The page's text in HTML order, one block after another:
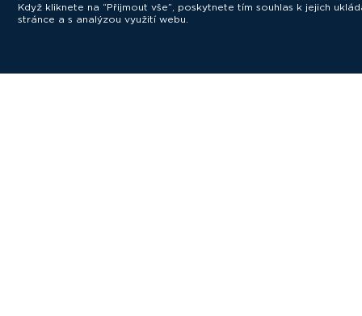
Když kliknete na “Přijmout vše”, poskytnete tím souhlas k jejich
stránce a s analýzou využití webu.